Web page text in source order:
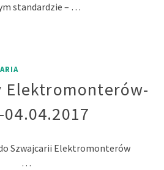
standardzie – …
Elektromonterów-
04.04.2017
do Szwajcarii Elektromonterów
…